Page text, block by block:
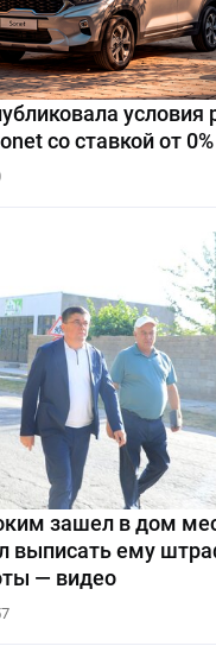
условия
со ставкой от
зашел в дом
выписать ему
— видео